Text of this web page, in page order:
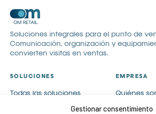
Gestionar consentimiento
Soluciones integrales para el punto de
Comunicación, organización y
convierten visitas en ventas.
SOLUCIONES
Todas las soluciones
Comunicación visual
EMPRESA
Quiénes
Catálogos